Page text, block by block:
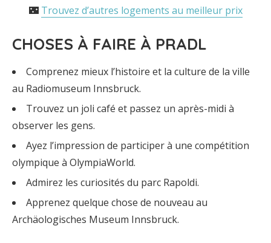
🌃 Trouvez d’autres logements au meilleur prix
CHOSES À FAIRE À PRADL
Comprenez mieux l’histoire et la culture de la ville
au Radiomuseum Innsbruck.
Trouvez un joli café et passez un après-midi à
observer les gens.
Ayez l’impression de participer à une compétition
olympique à OlympiaWorld.
Admirez les curiosités du parc Rapoldi.
Apprenez quelque chose de nouveau au
Archäologisches Museum Innsbruck.